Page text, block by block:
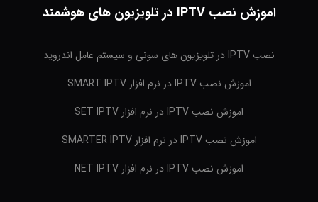
اموزش نصب IPTV در تلویزیون های هوشمند
نصب IPTV در تلویزیون های سونی و سیستم عامل اندروید
اموزش نصب IPTV در نرم افزار SMART IPTV
اموزش نصب IPTV در نرم افزار SET IPTV
اموزش نصب IPTV در نرم افزار SMARTER IPTV
اموزش نصب IPTV در نرم افزار NET IPTV